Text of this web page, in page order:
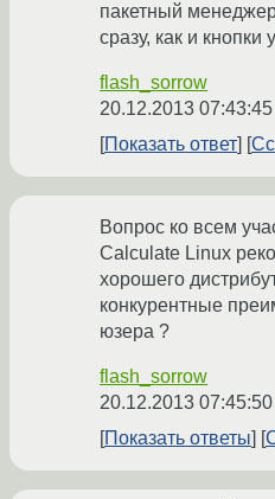
пакетный
сразу, как и кнопки
flash_sorrow
20.12.2013
Показать ответ
Вопрос ко всем
Calculate Linux
хорошего
конкурентные
юзера ?
flash_sorrow
20.12.2013
Показать ответы